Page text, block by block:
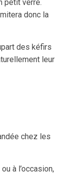
petit verre.
donc la
des kéfirs
leur
chez les
à l’occasion,